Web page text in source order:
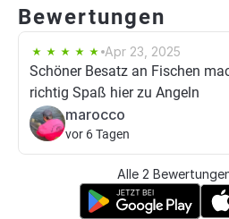
Bewertungen
Apr 23, 2025
Schöner Besatz an Fischen
richtig Spaß hier zu Angeln
marocco
vor 6 Tagen
Alle 2